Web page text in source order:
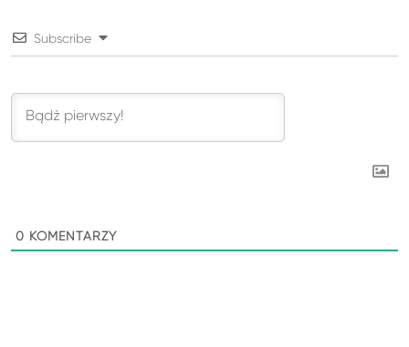
Subscribe
0 KOMENTARZY